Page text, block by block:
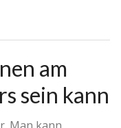
am
sein kann